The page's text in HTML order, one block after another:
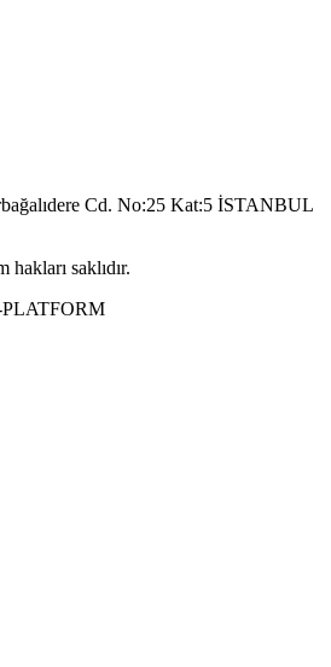
Cd. No:25 Kat:5 İSTANBUL
saklıdır.